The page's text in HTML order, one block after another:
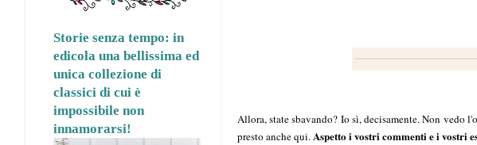
Allora, state sbavando? Io sì, decisamente. Non vedo
presto anche qui.Aspetto i vostri commenti e i vostri
Storie senza tempo: in
edicola una bellissima ed
unica collezione di
classici di cui è
impossibile non
innamorarsi!